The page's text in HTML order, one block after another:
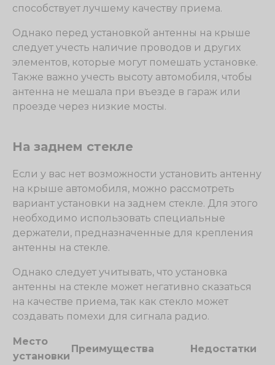
способствует лучшему качеству приема.
Однако перед установкой антенны на крыше
следует учесть наличие проводов и других
элементов, которые могут помешать установке.
Также важно учесть высоту автомобиля, чтобы
антенна не мешала при въезде в гараж или
проезде через низкие мосты.
На заднем стекле
Если у вас нет возможности установить антенну
на крыше автомобиля, можно рассмотреть
вариант установки на заднем стекле. Для этого
необходимо использовать специальные
держатели, предназначенные для крепления
антенны на стекле.
Однако следует учитывать, что установка
антенны на стекле может негативно сказаться
на качестве приема, так как стекло может
создавать помехи для сигнала радио.
Место
установки
Преимущества Недостатки